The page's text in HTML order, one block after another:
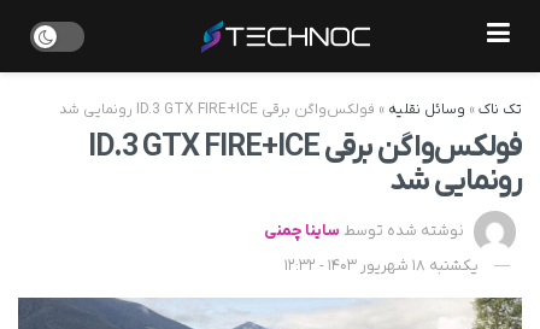
تک ناک» وسائل نقلیه » فولکس‌‌واگن برقی ID.3 GTX FIRE+ICE رونمایی شد
فولکس‌‌واگن برقی ID.3 GTX FIRE+ICE
رونمایی شد
نوشته شده توسط ساینا چمنی
یکشنبه 18 شهریور 1403 - 12:32